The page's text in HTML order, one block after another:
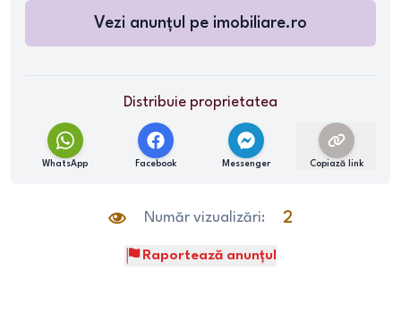
Vezi anunțul pe imobiliare.ro
Distribuie proprietatea
WhatsApp Facebook Messenger Copiază link
Număr vizualizări: 2
Raportează anunțul